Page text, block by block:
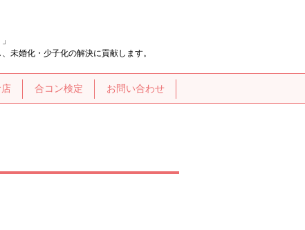
未婚化・少子化の解決に貢献します。
合コン検定 お問い合わせ